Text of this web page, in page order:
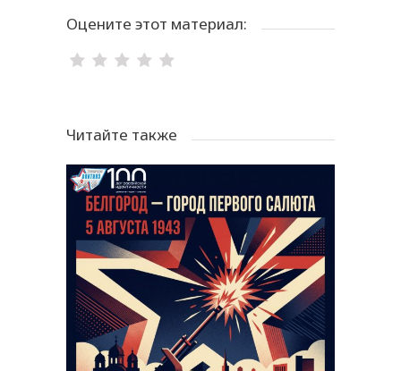
Оцените этот материал:
Читайте также